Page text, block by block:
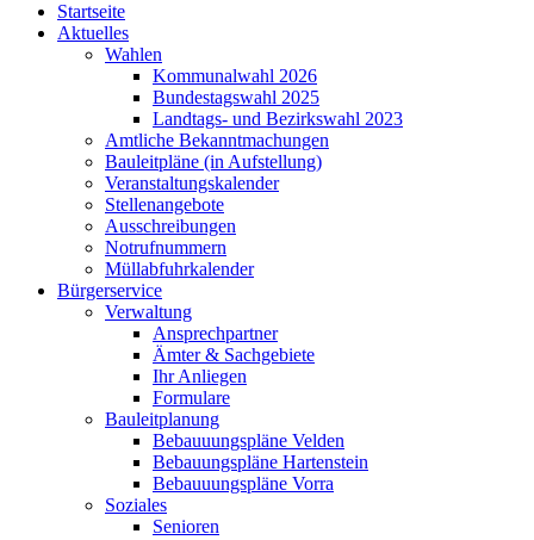
Startseite
Aktuelles
Wahlen
Kommunalwahl 2026
Bundestagswahl 2025
Landtags- und Bezirkswahl 2023
Amtliche Bekanntmachungen
Bauleitpläne (in Aufstellung)
Veranstaltungskalender
Stellenangebote
Ausschreibungen
Notrufnummern
Müllabfuhrkalender
Bürgerservice
Verwaltung
Ansprechpartner
Ämter & Sachgebiete
Ihr Anliegen
Formulare
Bauleitplanung
Bebauuungspläne Velden
Bebauungspläne Hartenstein
Bebauuungspläne Vorra
Soziales
Senioren